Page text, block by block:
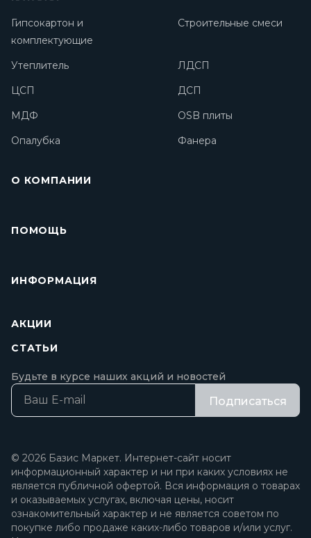
Гипсокартон и
комплектующие
Строительные смеси
Утеплитель
ЛДСП
ЦСП
ДСП
МДФ
OSB плиты
Опалубка
Фанера
О КОМПАНИИ
ПОМОЩЬ
ИНФОРМАЦИЯ
АКЦИИ
СТАТЬИ
Будьте в курсе наших акций и новостей
Подписаться
© 2026 Базис Маркет. Интернет-сайт носит
информационный характер и ни при каких условиях не
является публичной офертой. Вся информация о товарах
и оказываемых услугах, включая цены, носит
ознакомительный характер и не является советом по
покупке либо продаже каких-либо товаров и/или услуг.